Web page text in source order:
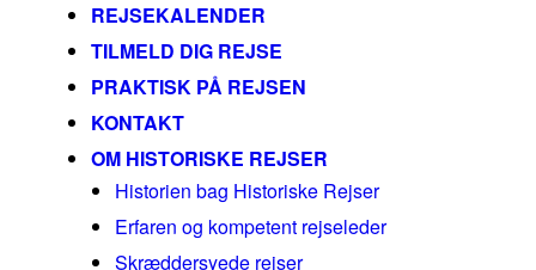
REJSEKALENDER
TILMELD DIG REJSE
PRAKTISK PÅ REJSEN
KONTAKT
OM HISTORISKE REJSER
Historien bag Historiske Rejser
Erfaren og kompetent rejseleder
Skræddersyede rejser